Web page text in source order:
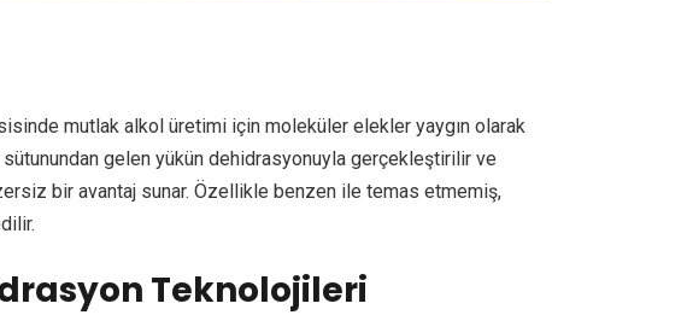
mutlak alkol üretimi için moleküler elekler yaygın olarak
gelen yükün dehidrasyonuyla gerçekleştirilir ve
bir avantaj sunar. Özellikle benzen ile temas etmemiş,
Teknolojileri